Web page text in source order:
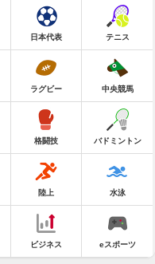
日本代表 テニス
ラグビー 中央競馬
格闘技 バドミントン
陸上 水泳
ビジネス eスポーツ